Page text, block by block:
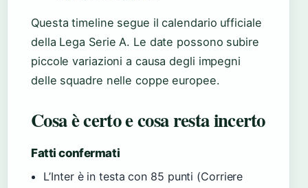
Questa timeline segue il calendario ufficiale
della Lega Serie A. Le date possono subire
piccole variazioni a causa degli impegni
delle squadre nelle coppe europee.
Cosa è certo e cosa resta incerto
Fatti confermati
L’Inter è in testa con 85 punti (Corriere